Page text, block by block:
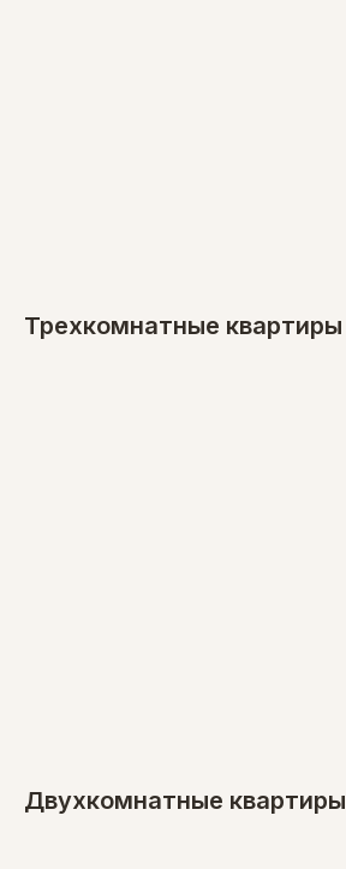
Трехкомнатные квартиры
Двухкомнатные квартиры